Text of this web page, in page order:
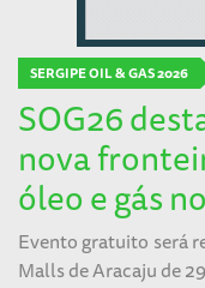
SERGIPE OIL & GAS 2026
SOG26
nova
óleo e gás
Evento gratuito será
Malls de Aracaju de